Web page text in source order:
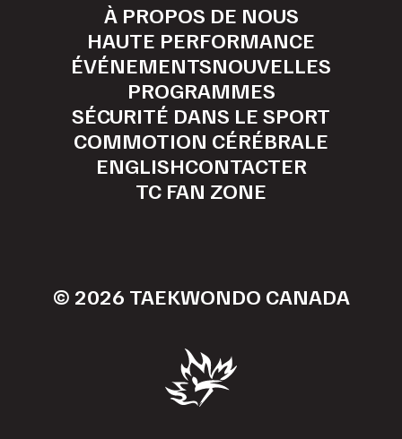
À PROPOS DE NOUS
HAUTE PERFORMANCE
ÉVÉNEMENTSNOUVELLES
PROGRAMMES
SÉCURITÉ DANS LE SPORT
COMMOTION CÉRÉBRALE
ENGLISHCONTACTER
TC FAN ZONE
© 2026 TAEKWONDO CANADA